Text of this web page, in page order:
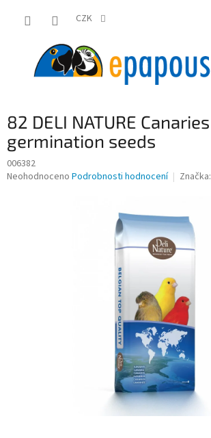
CZK
82 DELI NATURE Canaries
germination seeds
006382
Průměrné
Neohodnoceno Podrobnosti hodnocení Značka: